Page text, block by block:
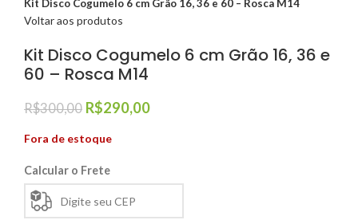
Kit Disco Cogumelo 6 cm Grão 16, 36 e 60 – Rosca M14
Voltar aos produtos
Kit Disco Cogumelo 6 cm Grão 16, 36 e
60 – Rosca M14
R$300,00 R$290,00
Fora de estoque
Calcular o Frete